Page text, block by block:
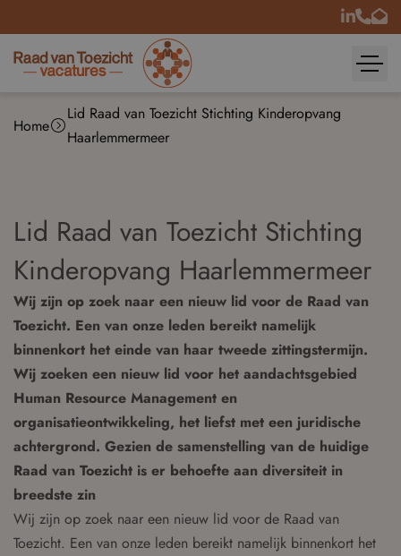
Home
Lid Raad van Toezicht Stichting Kinderopvang
Haarlemmermeer
Lid Raad van Toezicht Stichting
Kinderopvang Haarlemmermeer
Wij zijn op zoek naar een nieuw lid voor de Raad van
Toezicht. Een van onze leden bereikt namelijk
binnenkort het einde van haar tweede zittingstermijn.
Wij zoeken een nieuw lid voor het aandachtsgebied
Human Resource Management en
organisatieontwikkeling, het liefst met een juridische
achtergrond. Gezien de samenstelling van de huidige
Raad van Toezicht is er behoefte aan diversiteit in
breedste zin
Wij zijn op zoek naar een nieuw lid voor de Raad van
Toezicht. Een van onze leden bereikt namelijk binnenkort het